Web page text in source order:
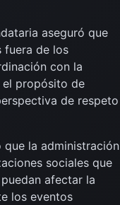
aseguró que
fuera de los
con la
el propósito de
de respeto
que la administración
sociales que
afectar la
los eventos